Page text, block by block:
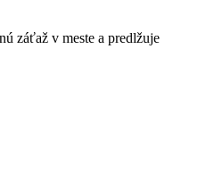
záťaž v meste a predlžuje